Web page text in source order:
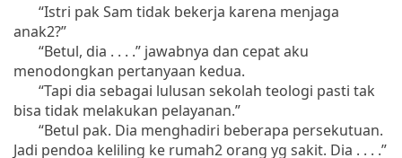
“Istri pak Sam tidak bekerja karena menjaga
anak2?”
“Betul, dia . . . .” jawabnya dan cepat aku
menodongkan pertanyaan kedua.
“Tapi dia sebagai lulusan sekolah teologi pasti tak
bisa tidak melakukan pelayanan.”
“Betul pak. Dia menghadiri beberapa persekutuan.
Jadi pendoa keliling ke rumah2 orang yg sakit. Dia . . . .”